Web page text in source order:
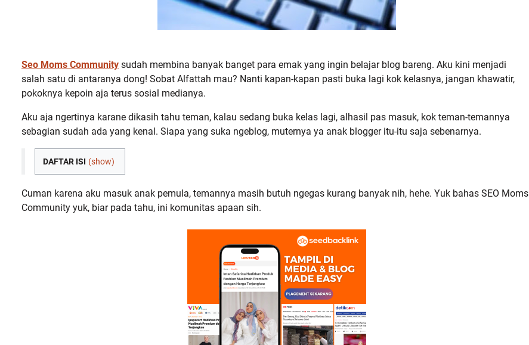
Seo Moms Community sudah membina banyak banget para emak yang ingin belajar blog bareng. Aku kini menjadi
salah satu di antaranya dong! Sobat Alfattah mau? Nanti kapan-kapan pasti buka lagi kok kelasnya, jangan khawatir,
pokoknya kepoin aja terus sosial medianya.
Aku aja ngertinya karane dikasih tahu teman, kalau sedang buka kelas lagi, alhasil pas masuk, kok teman-temannya
sebagian sudah ada yang kenal. Siapa yang suka ngeblog, muternya ya anak blogger itu-itu saja sebenarnya.
DAFTAR ISI (show)
Cuman karena aku masuk anak pemula, temannya masih butuh ngegas kurang banyak nih, hehe. Yuk bahas SEO Moms
Community yuk, biar pada tahu, ini komunitas apaan sih.